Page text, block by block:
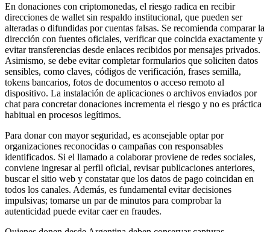
En donaciones con criptomonedas, el riesgo radica en recibir
direcciones de wallet sin respaldo institucional, que pueden ser
alteradas o difundidas por cuentas falsas. Se recomienda comparar la
dirección con fuentes oficiales, verificar que coincida exactamente y
evitar transferencias desde enlaces recibidos por mensajes privados.
Asimismo, se debe evitar completar formularios que soliciten datos
sensibles, como claves, códigos de verificación, frases semilla,
tokens bancarios, fotos de documentos o acceso remoto al
dispositivo. La instalación de aplicaciones o archivos enviados por
chat para concretar donaciones incrementa el riesgo y no es práctica
habitual en procesos legítimos.
Para donar con mayor seguridad, es aconsejable optar por
organizaciones reconocidas o campañas con responsables
identificados. Si el llamado a colaborar proviene de redes sociales,
conviene ingresar al perfil oficial, revisar publicaciones anteriores,
buscar el sitio web y constatar que los datos de pago coincidan en
todos los canales. Además, es fundamental evitar decisiones
impulsivas; tomarse un par de minutos para comprobar la
autenticidad puede evitar caer en fraudes.